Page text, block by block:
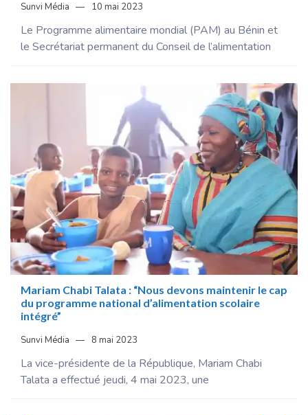
Sunvi Média 10 mai 2023
Le Programme alimentaire mondial (PAM) au Bénin et
le Secrétariat permanent du Conseil de l’alimentation
Mariam Chabi Talata : “Nous devons maintenir le cap
du programme national d’alimentation scolaire
intégré”
Sunvi Média 8 mai 2023
La vice-présidente de la République, Mariam Chabi
Talata a effectué jeudi, 4 mai 2023, une